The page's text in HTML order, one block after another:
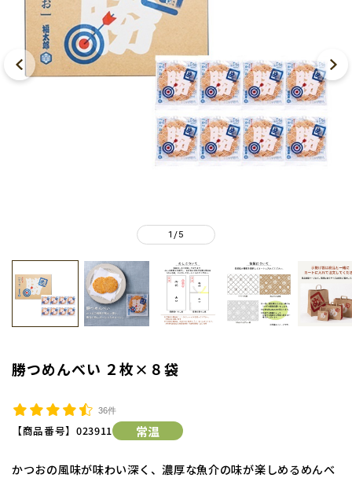
1 /5
勝つめんべい ２枚×８袋
36件
【商品番号】 023911 常温
かつおの風味が味わい深く、濃厚な魚介の味が楽しめるめんべ